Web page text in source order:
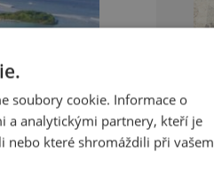
soubory cookie. Informace o
a analytickými partnery, kteří je
které shromáždili při vašem